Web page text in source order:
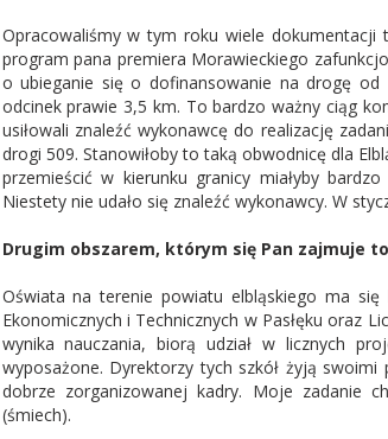
Opracowaliśmy w tym roku wiele
program pana premiera Morawieckiego
o ubieganie się o dofinansowanie na drogę od
odcinek prawie 3,5 km. To bardzo ważny ciąg
usiłowali znaleźć wykonawcę do realizację
drogi 509. Stanowiłoby to taką obwodnicę dla
przemieścić w kierunku granicy miałyby
Niestety nie udało się znaleźć wykonawcy. W
Drugim obszarem, którym się Pan zajmuje
Oświata na terenie powiatu elbląskiego ma się
Ekonomicznych i Technicznych w Pasłęku oraz
wynika nauczania, biorą udział w licznych
wyposażone. Dyrektorzy tych szkół żyją
dobrze zorganizowanej kadry. Moje zadanie
(śmiech).